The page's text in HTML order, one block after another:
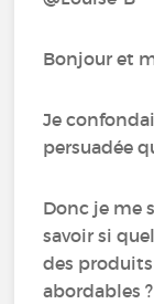
Bonjour et
Je
persuadée
Donc je me
savoir si
des
abordables